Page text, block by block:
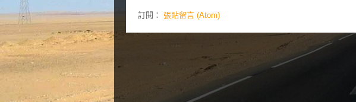
訂閱： 張貼留言 (Atom)